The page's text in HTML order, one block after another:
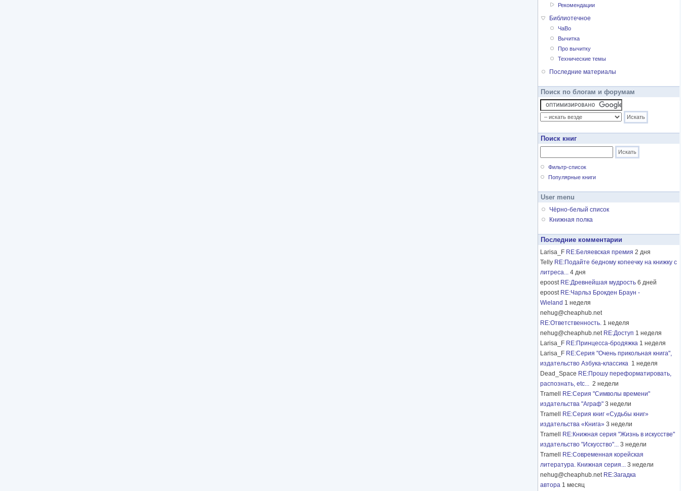
Рекомендации
Библиотечное
ЧаВо
Вычитка
Про вычитку
Технические темы
Последние материалы
Поиск по блогам и форумам
Поиск книг
Фильтр-список
Популярные книги
User menu
Чёрно-белый список
Книжная полка
Последние комментарии
Larisa_F RE:Беляевская премия 2 дня
Telly RE:Подайте бедному копеечку на книжку с
литреса... 4 дня
epoost RE:Древнейшая мудрость 6 дней
epoost RE:Чарльз Брокден Браун -
Wieland 1 неделя
nehug@cheaphub.net
RE:Ответственность. 1 неделя
nehug@cheaphub.net RE:Доступ 1 неделя
Larisa_F RE:Принцесса-бродяжка 1 неделя
Larisa_F RE:Серия "Очень прикольная книга",
издательство Азбука-классика 1 неделя
Dead_Space RE:Прошу переформатировать,
распознать, etc... 2 недели
Tramell
RE:Серия "Символы времени"
издательства "Аграф" 3 недели
Tramell
RE:Серия книг «Судьбы книг»
издательства «Книга» 3 недели
Tramell
RE:Книжная серия "Жизнь в искусстве"
издательство "Искусство"... 3 недели
Tramell
RE:Современная корейская
литература. Книжная серия... 3 недели
nehug@cheaphub.net RE:Загадка
автора 1 месяц